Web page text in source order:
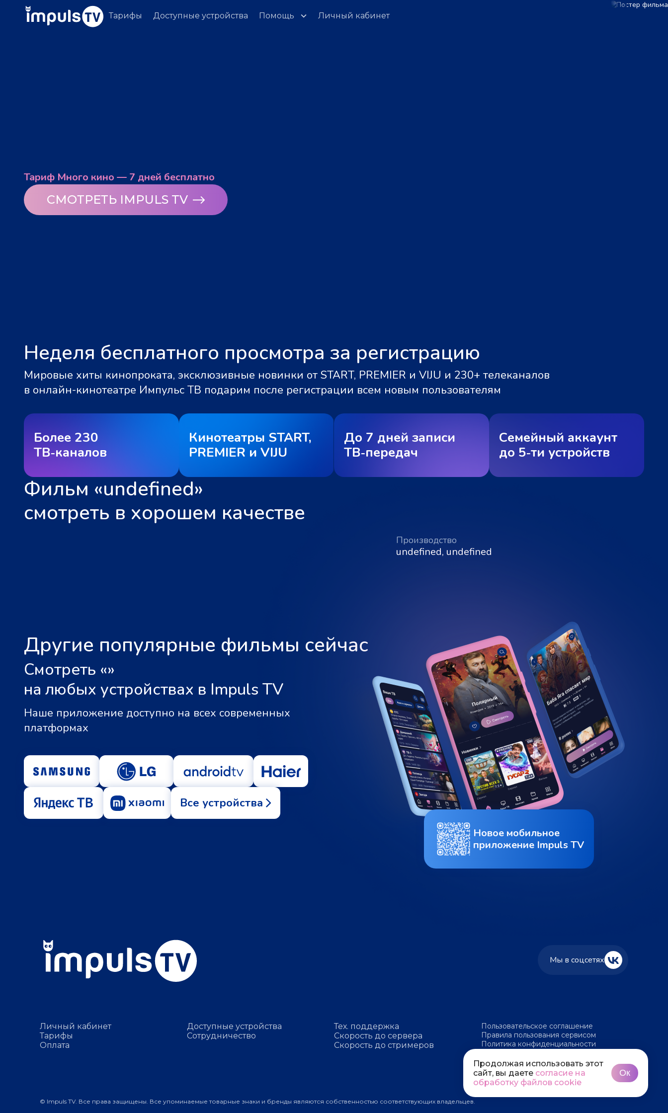
Тарифы Доступные устройства Помощь Личный кабинет
Тариф Много кино — 7 дней бесплатно
СМОТРЕТЬ IMPULS TV
Неделя бесплатного просмотра за регистрацию
Мировые хиты кинопроката, эксклюзивные новинки от START, PREMIER и VIJU и 230+ телеканалов
в онлайн-кинотеатре Импульс ТВ подарим после регистрации всем новым пользователям
Более 230
ТВ‑каналов
Кинотеатры START,
PREMIER и VIJU
До 7 дней записи
ТВ‑передач
Семейный аккаунт
до 5‑ти устройств
Фильм «undefined»
смотреть в хорошем качестве
Производство
undefined, undefined
Другие популярные фильмы сейчас
Смотреть «»
на любых устройствах в Impuls TV
Наше приложение доступно на всех современных
платформах
Все устройства
Новое мобильное
приложение Impuls TV
Мы в соцсетях
Личный кабинет
Тарифы
Оплата
Доступные устройства
Сотрудничество
Тех. поддержка
Скорость до сервера
Скорость до стримеров
Пользовательское соглашение
Правила пользования сервисом
Политика конфиденциальности
© Impuls TV. Все права защищены. Все упоминаемые товарные знаки и бренды являются собственностью соответствующих владельцев.
Продолжая использовать этот
сайт, вы даете согласие на
обработку файлов cookie
Ок